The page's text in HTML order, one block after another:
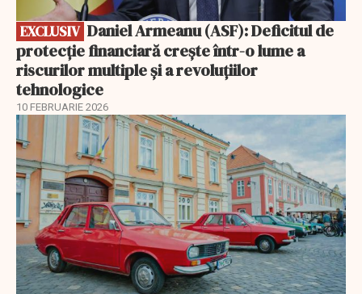
EXCLUSIV
protecție financiară crește într-o lume a
riscurilor multiple și a revoluțiilor
tehnologice
10 FEBRUARIE 2026